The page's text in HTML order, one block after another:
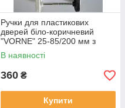
Ручки для пластикових
дверей біло-коричневий
"VORNE" 25-85/200 мм з
пружиною для ПВХ дверей
В наявності
360 ₴
Купити